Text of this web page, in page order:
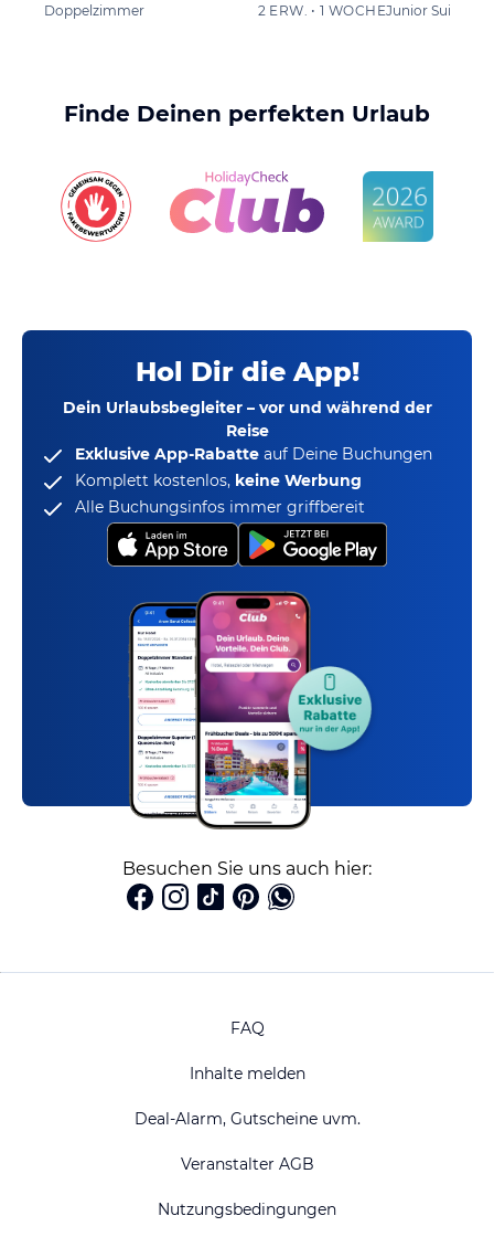
Doppelzimmer
2 ERW. • 1 WOCHE
Finde Deinen perfekten Urlaub
Hol Dir die App!
Dein Urlaubsbegleiter – vor und während der
Reise
Exklusive App-Rabatte auf Deine Buchungen
Komplett kostenlos, keine Werbung
Alle Buchungsinfos immer griffbereit
Besuchen Sie uns auch hier:
FAQ
Inhalte melden
Deal-Alarm, Gutscheine uvm.
Veranstalter AGB
Nutzungsbedingungen